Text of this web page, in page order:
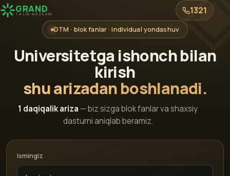
GRAND
TA'LIM MASKANI 1321
DTM · blok fanlar · individual yondashuv
Universitetga ishonch bilan
kirish
shu arizadan boshlanadi.
1 daqiqalik ariza — biz sizga blok fanlar va shaxsiy
dasturni aniqlab beramiz.
Ismingiz